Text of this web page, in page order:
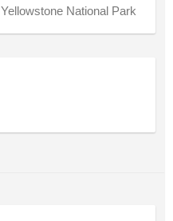
Yellowstone National Park